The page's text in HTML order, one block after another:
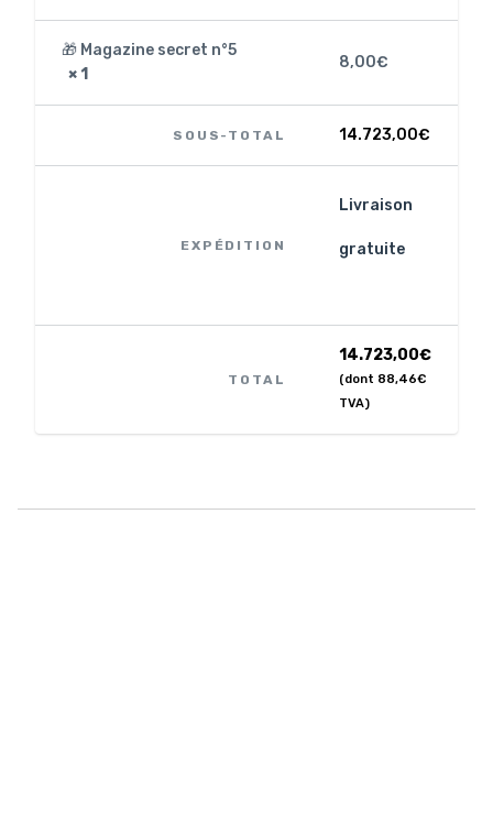
🎁 Magazine secret n°5
× 1
8,00€
SOUS-TOTAL 14.723,00€
EXPÉDITION
Livraison
gratuite
TOTAL
14.723,00€
(dont 88,46€
TVA)